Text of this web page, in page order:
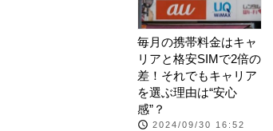
毎月の携帯料金はキャ
リアと格安SIMで2倍の
差！それでもキャリア
を選ぶ理由は“安心
感”？
2024/09/30 16:52